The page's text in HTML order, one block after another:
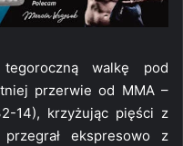
walkę pod
przerwie od MMA –
14), krzyżując pięści z
ekspresowo z